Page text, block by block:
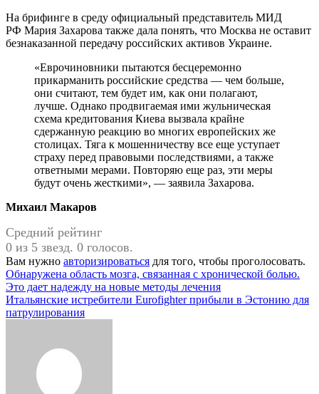
На брифинге в среду официальный представитель МИД
РФ Мария Захарова также дала понять, что Москва не оставит
безнаказанной передачу российских активов Украине.
«Еврочиновники пытаются бесцеремонно
прикарманить российские средства — чем больше,
они считают, тем будет им, как они полагают,
лучше. Однако продвигаемая ими жульническая
схема кредитования Киева вызвала крайне
сдержанную реакцию во многих европейских же
столицах. Тяга к мошенничеству все еще уступает
страху перед правовыми последствиями, а также
ответными мерами. Повторяю еще раз, эти меры
будут очень жесткими», — заявила Захарова.
Михаил Макаров
Средний рейтинг
0 из 5 звезд. 0 голосов.
Вам нужно авторизироваться для того, чтобы проголосовать.
Навигация
по
записям
Обнаружена область мозга, связанная с хронической болью.
Это дает надежду на новые методы лечения
Итальянские истребители Eurofighter прибыли в Эстонию для
патрулирования